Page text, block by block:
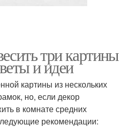
три картины
и идеи
картины из нескольких
но, если декор
в комнате средних
рекомендации: